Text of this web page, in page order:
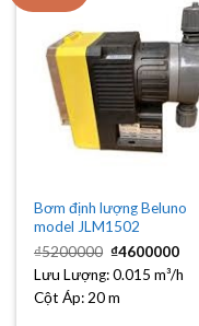
Bơm định lượng Beluno
model JLM1502
₫5200000 Giá
gốc
là:
₫4600000Giá
hiện
tại
Lưu Lượng:0.015 m³/h
Cột Áp: 20 m